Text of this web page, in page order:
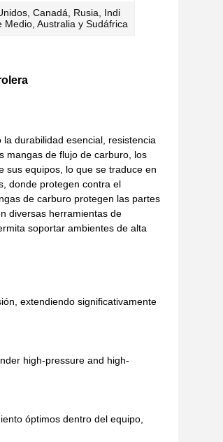
Canadá, Rusia, Indi
Medio, Australia y Sudáfrica
durabilidad esencial, resistencia
mangas de flujo de carburo, los
sus equipos, lo que se traduce en
donde protegen contra el
de carburo protegen las partes
diversas herramientas de
soportar ambientes de alta
extendiendo significativamente
high-pressure and high-
óptimos dentro del equipo,